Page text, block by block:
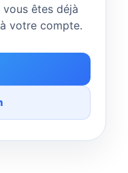
êtes déjà
votre compte.